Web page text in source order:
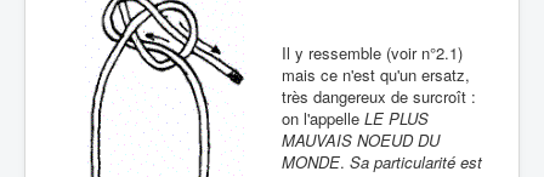
Il y ressemble (voir n°2.1)
mais ce n'est qu'un ersatz,
très dangereux de surcroît :
on l'appelle LE PLUS
MAUVAIS NOEUD DU
MONDE. Sa particularité est